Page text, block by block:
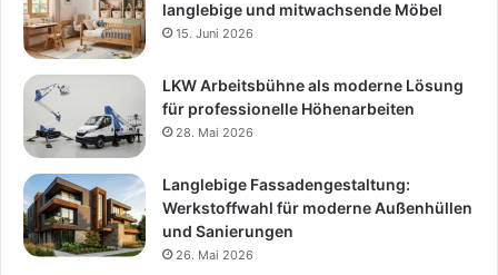
langlebige und mitwachsende Möbel
15. Juni 2026
LKW Arbeitsbühne als moderne Lösung
für professionelle Höhenarbeiten
28. Mai 2026
Langlebige Fassadengestaltung:
Werkstoffwahl für moderne Außenhüllen
und Sanierungen
26. Mai 2026